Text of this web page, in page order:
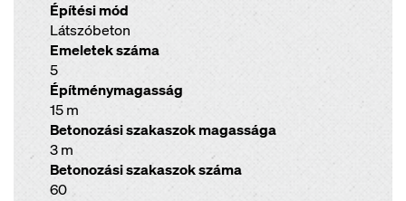
Építési mód
Látszóbeton
Emeletek száma
5
Építménymagasság
15 m
Betonozási szakaszok magassága
3 m
Betonozási szakaszok száma
60